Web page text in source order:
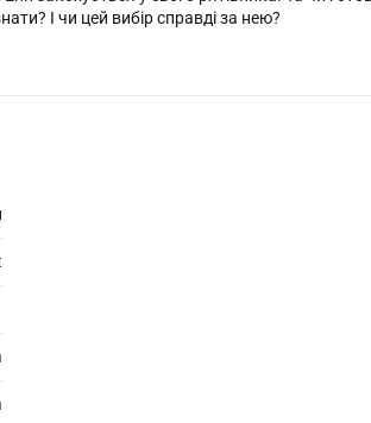
І чи цей вибір справді за нею?